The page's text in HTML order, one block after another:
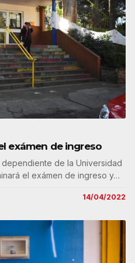
exámen de ingreso
dependiente de la Universidad
el exámen de ingreso y…
14/04/2022